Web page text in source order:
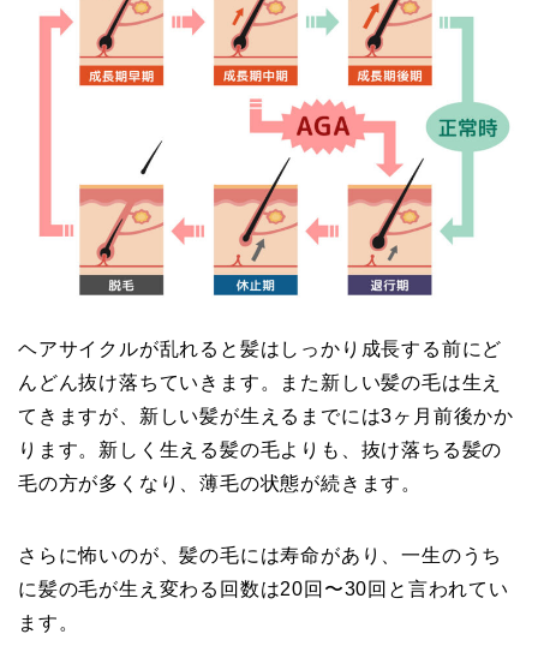
ヘアサイクルが乱れると髪はしっかり成長する前にど
んどん抜け落ちていきます。また新しい髪の毛は生え
てきますが、新しい髪が生えるまでには3ヶ月前後かか
ります。新しく生える髪の毛よりも、抜け落ちる髪の
毛の方が多くなり、薄毛の状態が続きます。
さらに怖いのが、髪の毛には寿命があり、一生のうち
に髪の毛が生え変わる回数は20回〜30回と言われてい
ます。